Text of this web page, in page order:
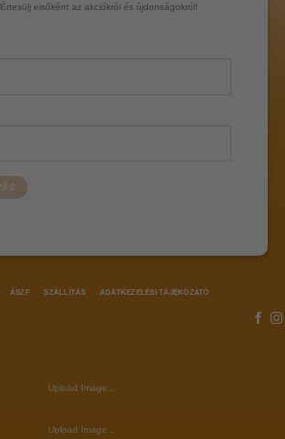
Értesülj elsőként az akciókról és újdonságokról!
ÁSZF SZÁLLÍTÁS ADATKEZELÉSI TÁJÉKOZATÓ
Upload Image...
Upload Image...